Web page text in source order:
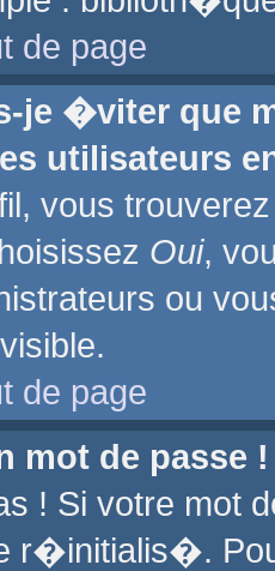
de page
je �viter que
utilisateurs
vous
Oui,
ou
de page
mot de passe !
! Si votre
r�initialis�.